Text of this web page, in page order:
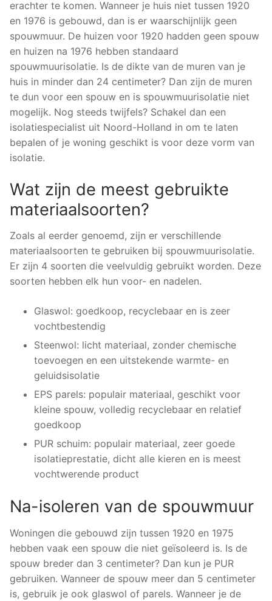
erachter te komen. Wanneer je huis niet tussen 1920
en 1976 is gebouwd, dan is er waarschijnlijk geen
spouwmuur. De huizen voor 1920 hadden geen spouw
en huizen na 1976 hebben standaard
spouwmuurisolatie. Is de dikte van de muren van je
huis in minder dan 24 centimeter? Dan zijn de muren
te dun voor een spouw en is spouwmuurisolatie niet
mogelijk. Nog steeds twijfels? Schakel dan een
isolatiespecialist uit Noord-Holland in om te laten
bepalen of je woning geschikt is voor deze vorm van
isolatie.
Wat zijn de meest gebruikte
materiaalsoorten?
Zoals al eerder genoemd, zijn er verschillende
materiaalsoorten te gebruiken bij spouwmuurisolatie.
Er zijn 4 soorten die veelvuldig gebruikt worden. Deze
soorten hebben elk hun voor- en nadelen.
Glaswol: goedkoop, recyclebaar en is zeer
vochtbestendig
Steenwol: licht materiaal, zonder chemische
toevoegen en een uitstekende warmte- en
geluidsisolatie
EPS parels: populair materiaal, geschikt voor
kleine spouw, volledig recyclebaar en relatief
goedkoop
PUR schuim: populair materiaal, zeer goede
isolatieprestatie, dicht alle kieren en is meest
vochtwerende product
Na-isoleren van de spouwmuur
Woningen die gebouwd zijn tussen 1920 en 1975
hebben vaak een spouw die niet geïsoleerd is. Is de
spouw breder dan 3 centimeter? Dan kun je PUR
gebruiken. Wanneer de spouw meer dan 5 centimeter
is, gebruik je ook glaswol of parels. Wanneer je de